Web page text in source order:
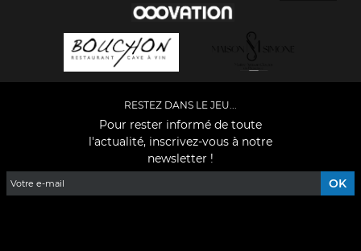
RESTEZ DANS LE JEU...
Pour rester informé de toute
l'actualité, inscrivez-vous à notre
newsletter !